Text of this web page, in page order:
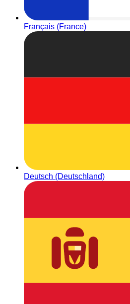
Français (France)
Deutsch (Deutschland)